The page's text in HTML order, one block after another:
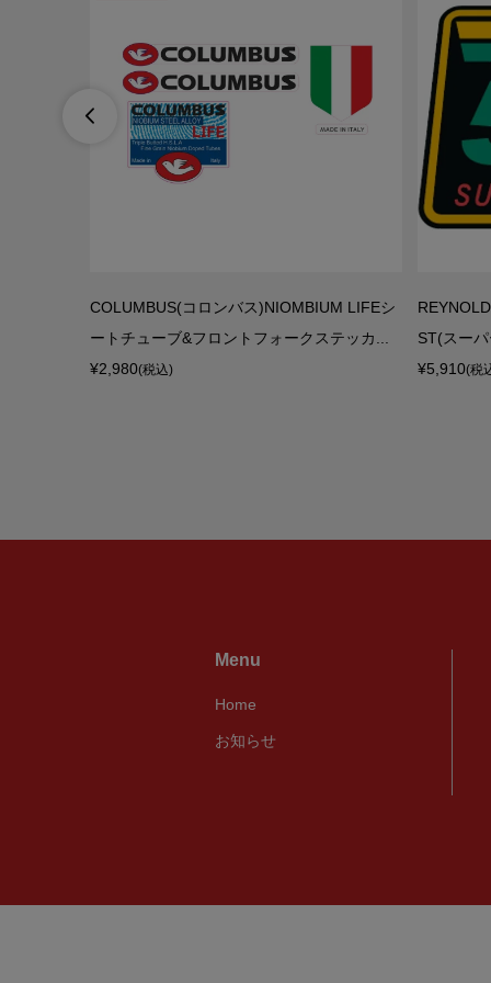

COLUMBUS(コロンバス)NIOMBIUM LIFEシ
ートチューブ&フロントフォークステッカ...
¥2,980(税込)
ST(スー
¥5,910(税
Menu
Home
お知らせ